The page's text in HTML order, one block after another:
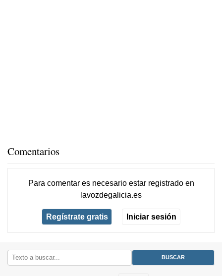
Comentarios
Para comentar es necesario estar registradoen
lavozdegalicia.es
Regístrate gratis Iniciar sesión